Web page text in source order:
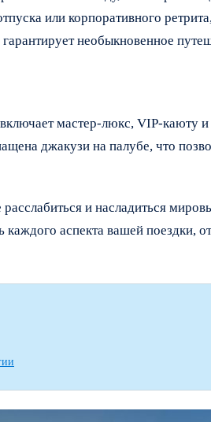
или корпоративного
необыкновенное
мастер-люкс, VIP-каюту
джакузи на палубе, что
и насладиться
аспекта вашей поездки,